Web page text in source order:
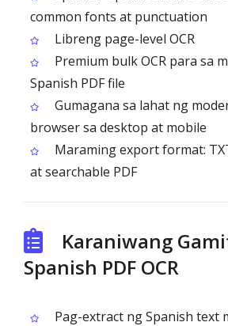
common fonts at punctuation
Libreng page-level OCR
Premium bulk OCR para sa
Spanish PDF file
Gumagana sa lahat ng
browser sa desktop at mobile
Maraming export format:
at searchable PDF
Karaniwang
Spanish PDF OCR
Pag-extract ng Spanish text